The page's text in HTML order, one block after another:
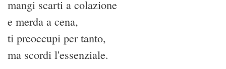
mangi scarti a colazione
e merda a cena,
ti preoccupi per tanto,
ma scordi l'essenziale.